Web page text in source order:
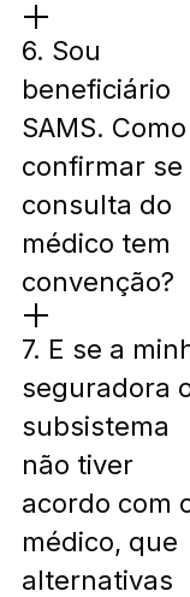
6. Sou
beneficiário
SAMS. Como
confirmar se
consulta do
médico tem
convenção?
7. E se a
seguradora
subsistema
não tiver
acordo com
médico, que
alternativas